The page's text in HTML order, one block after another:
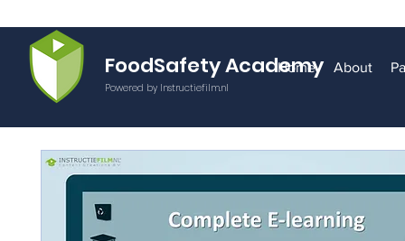
FoodSafety Academy
Powered by Instructiefilm.nl
Home About